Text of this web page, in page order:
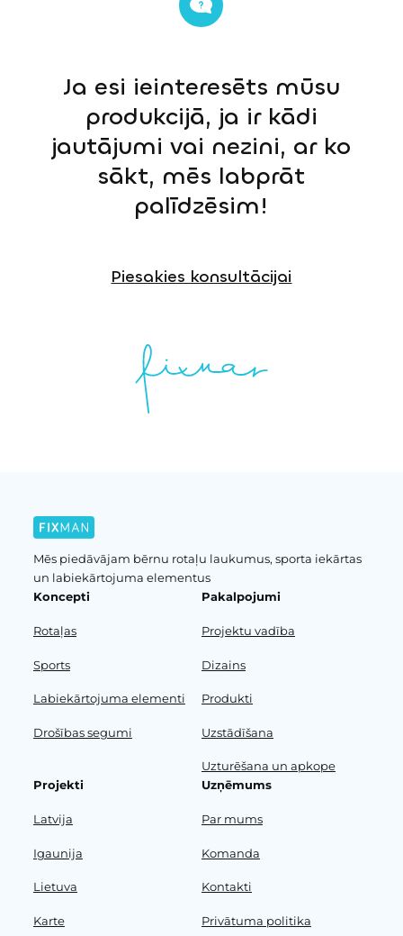
Ja esi ieinteresēts mūsu
produkcijā, ja ir kādi
jautājumi vai nezini, ar ko
sākt, mēs labprāt
palīdzēsim!
Piesakies konsultācijai
Mēs piedāvājam bērnu rotaļu laukumus, sporta iekārtas
un labiekārtojuma elementus
Koncepti
Rotaļas
Sports
Labiekārtojuma elementi
Drošības segumi
Pakalpojumi
Projektu vadība
Dizains
Produkti
Uzstādīšana
Uzturēšana un apkope
Projekti
Latvija
Igaunija
Lietuva
Karte
Uzņēmums
Par mums
Komanda
Kontakti
Privātuma politika